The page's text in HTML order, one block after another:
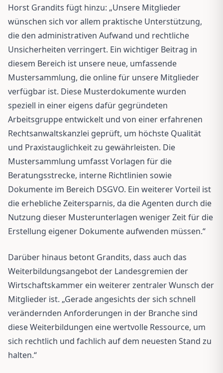
Horst Grandits fügt hinzu: „Unsere Mitglieder
wünschen sich vor allem praktische Unterstützung,
die den administrativen Aufwand und rechtliche
Unsicherheiten verringert. Ein wichtiger Beitrag in
diesem Bereich ist unsere neue, umfassende
Mustersammlung, die online für unsere Mitglieder
verfügbar ist. Diese Musterdokumente wurden
speziell in einer eigens dafür gegründeten
Arbeitsgruppe entwickelt und von einer erfahrenen
Rechtsanwaltskanzlei geprüft, um höchste Qualität
und Praxistauglichkeit zu gewährleisten. Die
Mustersammlung umfasst Vorlagen für die
Beratungsstrecke, interne Richtlinien sowie
Dokumente im Bereich DSGVO. Ein weiterer Vorteil ist
die erhebliche Zeitersparnis, da die Agenten durch die
Nutzung dieser Musterunterlagen weniger Zeit für die
Erstellung eigener Dokumente aufwenden müssen.“
Darüber hinaus betont Grandits, dass auch das
Weiterbildungsangebot der Landesgremien der
Wirtschaftskammer ein weiterer zentraler Wunsch der
Mitglieder ist. „Gerade angesichts der sich schnell
verändernden Anforderungen in der Branche sind
diese Weiterbildungen eine wertvolle Ressource, um
sich rechtlich und fachlich auf dem neuesten Stand zu
halten.“